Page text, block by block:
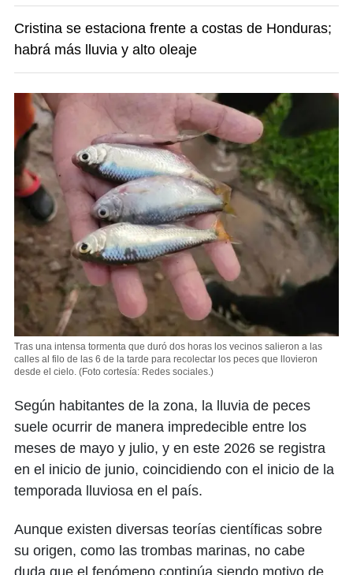
Cristina se estaciona frente a costas de Honduras;
habrá más lluvia y alto oleaje
Tras una intensa tormenta que duró dos horas los vecinos salieron a las
calles al filo de las 6 de la tarde para recolectar los peces que llovieron
desde el cielo. (Foto cortesía: Redes sociales.)
Según habitantes de la zona, la lluvia de peces
suele ocurrir de manera impredecible entre los
meses de mayo y julio, y en este 2026 se registra
en el inicio de junio, coincidiendo con el inicio de la
temporada lluviosa en el país.
Aunque existen diversas teorías científicas sobre
su origen, como las trombas marinas, no cabe